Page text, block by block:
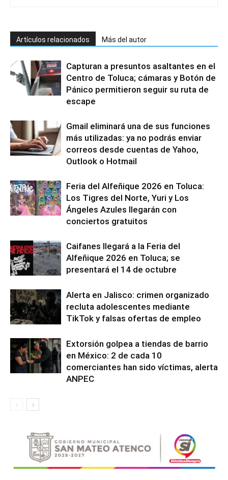
Artículos relacionados Más del autor
Capturan a presuntos asaltantes en el
Centro de Toluca; cámaras y Botón de
Pánico permitieron seguir su ruta de
escape
Gmail eliminará una de sus funciones
más utilizadas: ya no podrás enviar
correos desde cuentas de Yahoo,
Outlook o Hotmail
Feria del Alfeñique 2026 en Toluca:
Los Tigres del Norte, Yuri y Los
Ángeles Azules llegarán con
conciertos gratuitos
Caifanes llegará a la Feria del
Alfeñique 2026 en Toluca; se
presentará el 14 de octubre
Alerta en Jalisco: crimen organizado
recluta adolescentes mediante
TikTok y falsas ofertas de empleo
Extorsión golpea a tiendas de barrio
en México: 2 de cada 10
comerciantes han sido víctimas, alerta
ANPEC